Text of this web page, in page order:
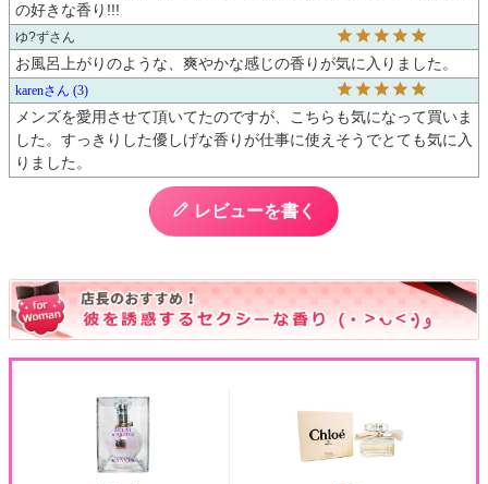
の好きな香り!!!
ゆ?ず
お風呂上がりのような、爽やかな感じの香りが気に入りました。
karen 3
メンズを愛用させて頂いてたのですが、こちらも気になって買いま
した。すっきりした優しげな香りが仕事に使えそうでとても気に入
りました。
レビューを書く